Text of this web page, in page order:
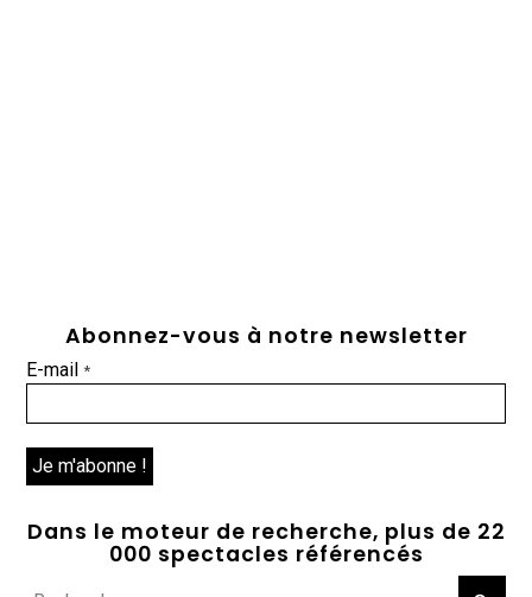
Abonnez-vous à notre newsletter
E-mail*
Dans le moteur de recherche, plus de 22
000 spectacles référencés